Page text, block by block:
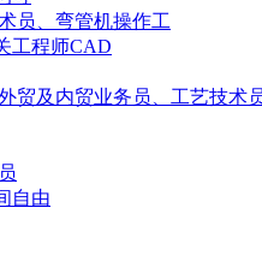
员、弯管机操作工
工程师CAD
贸及内贸业务员、工艺技术
自由